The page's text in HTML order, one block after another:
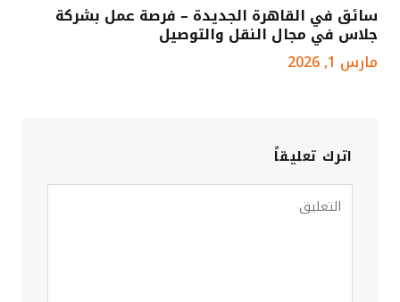
سائق في القاهرة الجديدة – فرصة عمل بشركة
جلاس في مجال النقل والتوصيل
مارس 1, 2026
اترك تعليقاً